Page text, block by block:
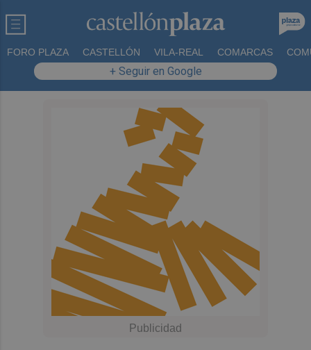
FORO PLAZA CASTELLÓN VILA-REAL COMARCAS
+ Seguir en Google